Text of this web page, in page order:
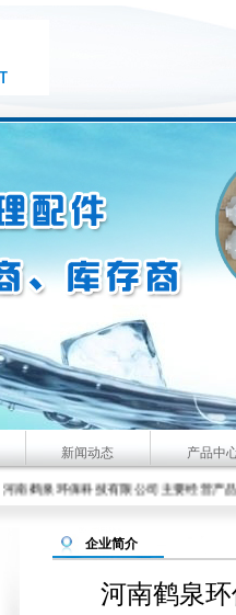
新闻动态 产品中
大河人家主要经营产品：家用净水机、
河南鹤泉环保科技有限公司主要经营产
企业简介
河南鹤泉